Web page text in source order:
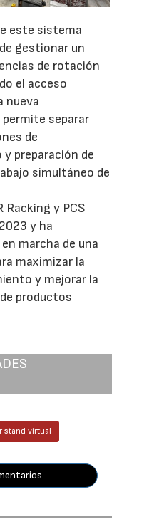
este sistema
gestionar un
de rotación
el acceso
nueva
separar
de
preparación de
simultáneo de
Racking y PCS
y ha
marcha de una
maximizar la
y mejorar la
productos
stand virtual